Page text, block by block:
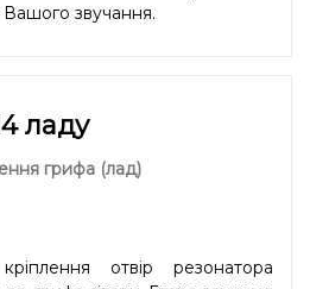
звучання.
ладу
грифа (лад)
отвір резонатора